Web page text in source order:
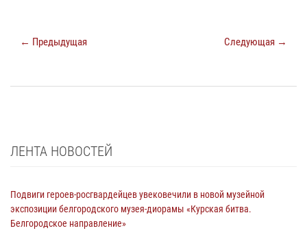
← Предыдущая Следующая →
ЛЕНТА НОВОСТЕЙ
Подвиги героев‑росгвардейцев увековечили в новой музейной
экспозиции белгородского музея‑диорамы «Курская битва.
Белгородское направление»